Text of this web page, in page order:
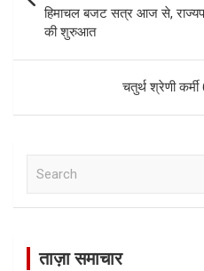
हिमाचल बजट सत्र आज से,
की शुरुआत
चतुर्थ श्रेणी कर्मी
ताज़ा समाचार